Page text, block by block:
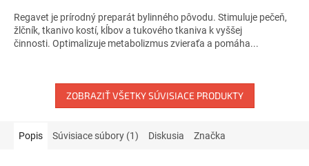
5
hviezdičiek.
Regavet je prírodný preparát bylinného pôvodu. Stimuluje pečeň,
žlčník, tkanivo kostí, kĺbov a tukového tkaniva k vyššej
činnosti. Optimalizuje metabolizmus zvieraťa a pomáha...
ZOBRAZIŤ VŠETKY SÚVISIACE PRODUKTY
Popis Súvisiace súbory (1) Diskusia Značka